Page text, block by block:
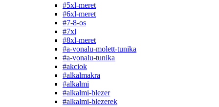
#5xl-meret
#6xl-meret
#7-8-os
#7xl
#8xl-meret
#a-vonalu-molett-tunika
#a-vonalu-tunika
#akciok
#alkalmakra
#alkalmi
#alkalmi-blezer
#alkalmi-blezerek